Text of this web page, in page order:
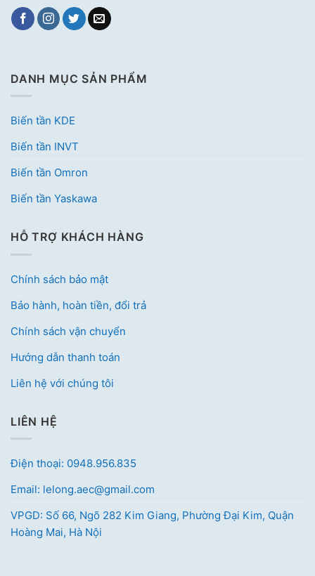
DANH MỤC SẢN PHẨM
Biến tần KDE
Biến tần INVT
Biến tần Omron
Biến tần Yaskawa
HỖ TRỢ KHÁCH HÀNG
Chính sách bảo mật
Bảo hành, hoàn tiền, đổi trả
Chính sách vận chuyển
Hướng dẫn thanh toán
Liên hệ với chúng tôi
LIÊN HỆ
Điện thoại: 0948.956.835
Email: lelong.aec@gmail.com
VPGD: Số 66, Ngõ 282 Kim Giang, Phường Đại Kim, Quận
Hoàng Mai, Hà Nội